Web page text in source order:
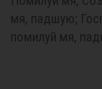
мя, падшую;
помилуй мя,